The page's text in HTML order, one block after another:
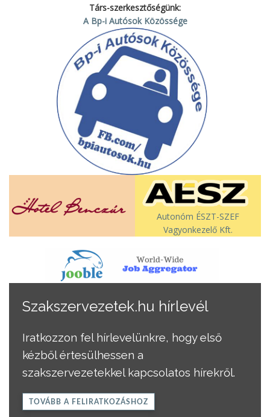
Társ-szerkesztőségünk:
A Bp-i Autósok Közössége
Autonóm ÉSZT-SZEF
Vagyonkezelő Kft.
Szakszervezetek.hu hírlevél
Iratkozzon fel hírlevelünkre, hogy első
kézből értesülhessen a
szakszervezetekkel kapcsolatos hírekről.
TOVÁBB A FELIRATKOZÁSHOZ